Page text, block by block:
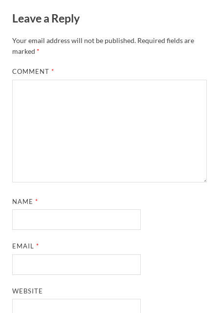
Leave a Reply
Your email address will not be published. Required fields are
marked *
COMMENT*
NAME*
EMAIL*
WEBSITE